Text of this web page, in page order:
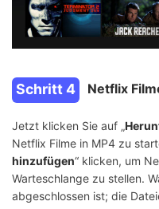
Schritt 4 Netflix
Jetzt klicken Sie auf „
Netflix Filme in MP4 zu
hinzufügen“ klicken, um
Warteschlange zu stellen.
abgeschlossen ist; die